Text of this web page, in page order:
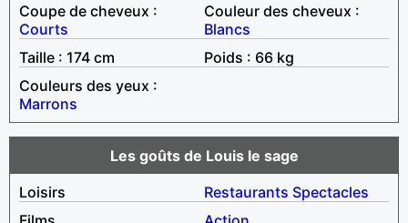
Coupe de cheveux :
Courts
Couleur des cheveux :
Blancs
Taille : 174 cm
Poids : 66 kg
Couleurs des yeux :
Marrons
Les goûts de Louis le sage
Loisirs
Restaurants Spectacles